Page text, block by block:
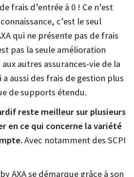
frais d’entrée à 0 ! Ce n’est
c’est le seul
qui ne présente pas de frais
pas la seule amélioration
autres assurances-vie de la
a aussi des frais de gestion plus
de supports étendu.
reste meilleur sur plusieurs
en ce qui concerne la variété
Avec notamment des SCPI
AXA se démarque grâce à son